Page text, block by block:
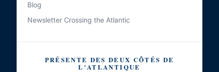
Blog
Newsletter Crossing the Atlantic
PRÉSENTE DES DEUX CÔTÉS DE
L'ATLANTIQUE